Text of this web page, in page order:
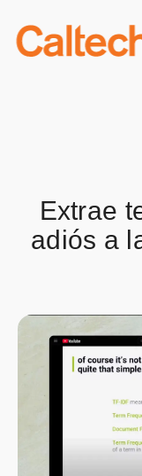
Extrae
adiós a